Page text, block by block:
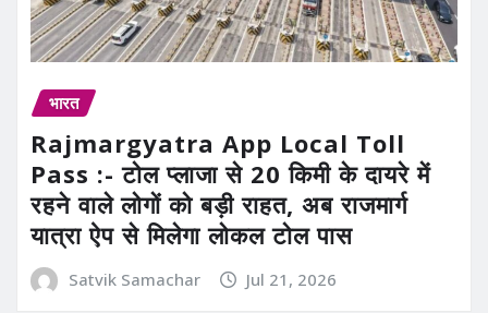
भारत
Rajmargyatra App Local Toll
Pass :- टोल प्लाजा से 20 किमी के दायरे में
रहने वाले लोगों को बड़ी राहत, अब राजमार्ग
यात्रा ऐप से मिलेगा लोकल टोल पास
Satvik Samachar Jul 21, 2026